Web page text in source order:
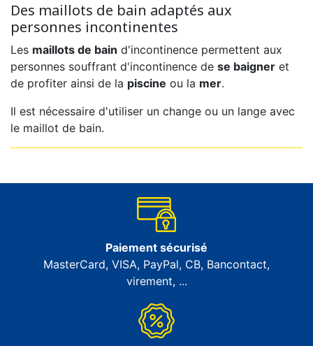
Des maillots de bain adaptés aux
personnes incontinentes
Les maillots de bain d'incontinence permettent aux
personnes souffrant d'incontinence de se baigner et
de profiter ainsi de la piscine ou la mer.
Il est nécessaire d'utiliser un change ou un lange avec
le maillot de bain.
Paiement sécurisé
MasterCard, VISA, PayPal, CB, Bancontact,
virement, ...